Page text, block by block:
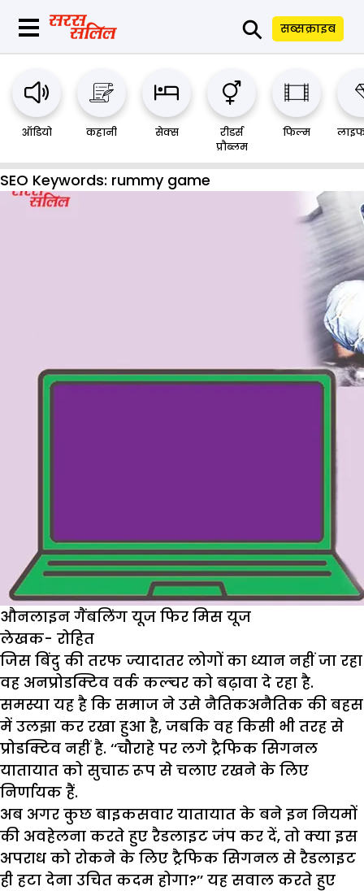
⚲ सब्सक्राइब
ऑडियो कहानी सेक्स
रीडर्स
प्रौब्लम
फिल्म
SEO Keywords: rummy game
औनलाइन गैंबलिंग यूज फिर मिस यूज
लेखक- रोहित
जिस बिंदु की तरफ ज्यादातर लोगों का ध्यान नहीं जा रहा
वह अनप्रोडक्टिव वर्क कल्चर को बढ़ावा दे रहा है.
समस्या यह है कि समाज ने उसे नैतिकअनैतिक की बहस
में उलझा कर रखा हुआ है, जबकि वह किसी भी तरह से
प्रोडक्टिव नहीं है. ‘‘चौराहे पर लगे ट्रैफिक सिगनल
यातायात को सुचारु रूप से चलाए रखने के लिए
निर्णायक हैं.
अब अगर कुछ बाइकसवार यातायात के बने इन नियमों
की अवहेलना करते हुए रैडलाइट जंप कर दें, तो क्या इस
अपराध को रोकने के लिए ट्रैफिक सिगनल से रैडलाइट
ही हटा देना उचित कदम होगा?’’ यह सवाल करते हुए